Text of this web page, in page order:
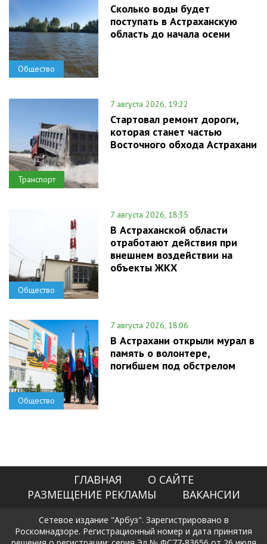
Общество
Сколько воды будет
поступать в Астраханскую
область до начала осени
Транспорт
7 августа 2026, 19:22
Стартовал ремонт дороги,
которая станет частью
Восточного обхода Астрахани
Общество
7 августа 2026, 18:35
В Астраханской области
отработают действия при
внешнем воздействии на
объекты ЖКХ
Общество
7 августа 2026, 18:06
В Астрахани открыли мурал в
память о волонтере,
погибшем под обстрелом
ГЛАВНАЯ
О САЙТЕ
РАЗМЕЩЕНИЕ РЕКЛАМЫ
ВАКАНСИИ
Сетевое издание "Арбуз". Зарегистрировано в
Роскомнадзоре. Регистрационный номер и дата принятия